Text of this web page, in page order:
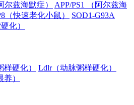
兹海默症）
APP/PS1 （阿尔兹海
（快速老化小鼠）
SOD1-G93A
化）
硬化）
Ldlr（动脉粥样硬化）
）